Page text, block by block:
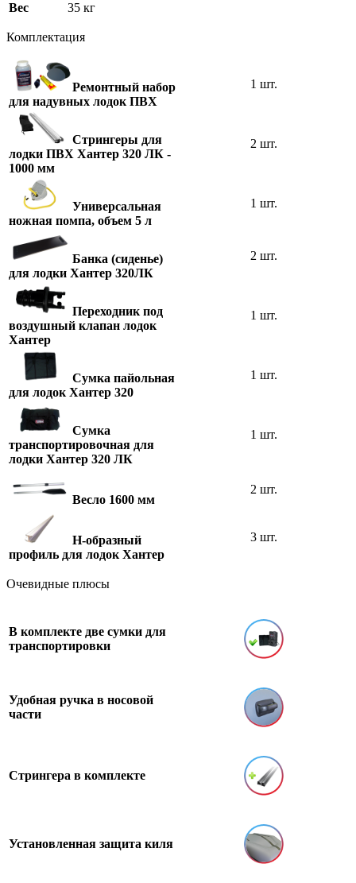
Вес 35 кг
Комплектация
Ремонтный набор
для надувных лодок ПВХ
1 шт.
Стрингеры для
лодки ПВХ Хантер 320 ЛК -
1000 мм
2 шт.
Универсальная
ножная помпа, объем 5 л
1 шт.
Банка (сиденье)
для лодки Хантер 320ЛК
2 шт.
Переходник под
воздушный клапан лодок
Хантер
1 шт.
Сумка пайольная
для лодок Хантер 320
1 шт.
Сумка
транспортировочная для
лодки Хантер 320 ЛК
1 шт.
Весло 1600 мм
2 шт.
H-образный
профиль для лодок Хантер
3 шт.
Очевидные плюсы
В комплекте две сумки для
транспортировки
Удобная ручка в носовой
части
Стрингера в комплекте
Установленная защита киля